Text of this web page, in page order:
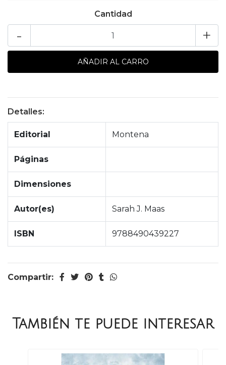
Cantidad
- +
Detalles:
Editorial Montena
Páginas
Dimensiones
Autor(es) Sarah J. Maas
ISBN 9788490439227
Compartir:
También te puede interesar